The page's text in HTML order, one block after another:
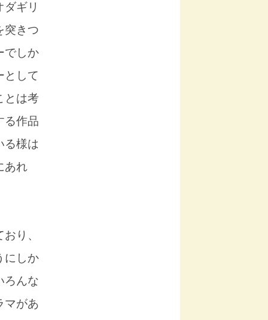
ギリ
突きつ
でしか
として
とは考
る作品
る様は
あれ
り、
にしか
ろんな
マがあ